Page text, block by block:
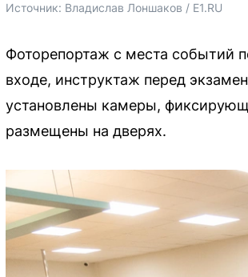
Источник: Владислав Лоншаков / E1.RU
Фоторепортаж с места событий
входе, инструктаж перед
установлены камеры,
размещены на дверях.